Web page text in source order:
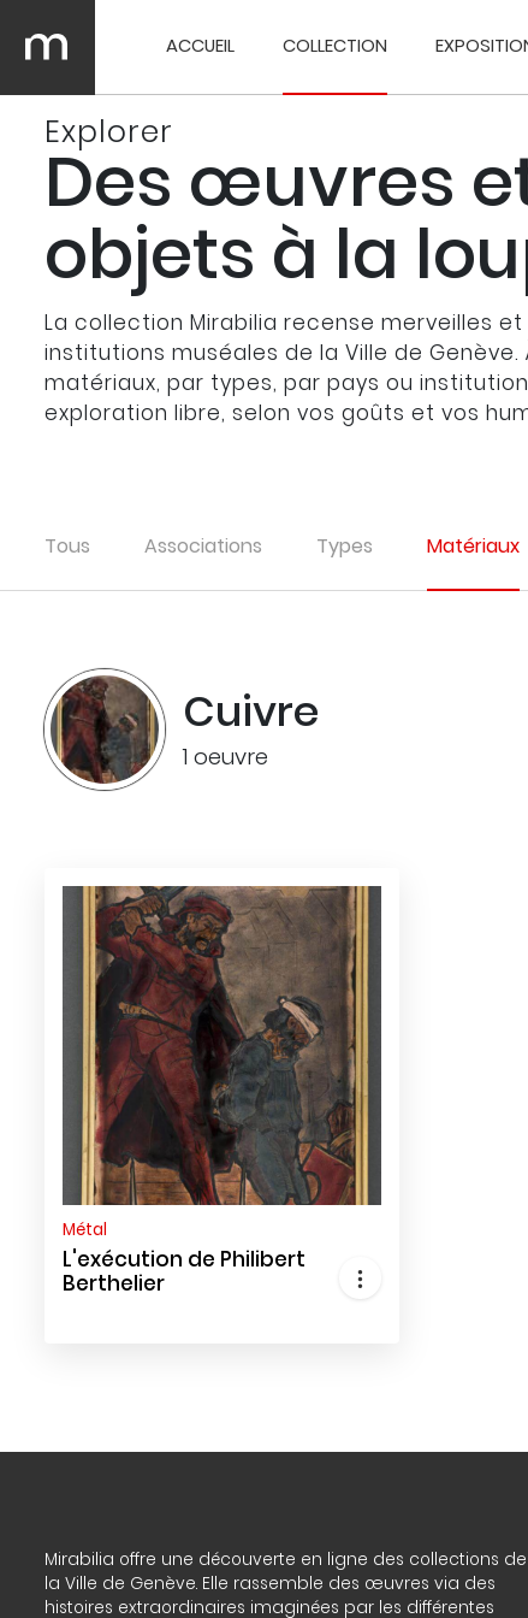
ACCUEIL COLLECTION
Explorer
Des œuvres
objets à la
La collection Mirabilia recense merveilles
institutions muséales de la Ville de
matériaux, par types, par pays ou
exploration libre, selon vos goûts et vos
Tous Associations Types Matériaux
Cuivre
1 oeuvre
Métal
L'exécution de Philibert
Berthelier
Mirabilia offre une découverte en ligne des collections de
la Ville de Genève. Elle rassemble des œuvres via des
histoires extraordinaires imaginées par les différentes